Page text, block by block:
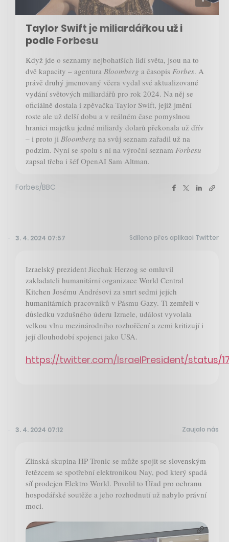
Taylor Swift je miliardářkou už i
podle Forbesu
Když jde o seznamy nejbohatších lidí světa, jsou na to
dvě kapacity – agentura Bloomberg a časopis Forbes. A
právě druhý jmenovaný včera vydal své aktualizované
vydání světových miliardářů pro rok 2024. Na něj se
oficiálně dostala i zpěvačka Taylor Swift, jejíž jmění
roste ale už delší dobu a v reálném čase pomyslnou
hranici majetku jedné miliardy dolarů překonala už dřív
– i proto ji Bloomberg na svůj seznam zařadil už na
podzim. Nyní se spolu s ní na výroční seznam Forbesu
zapsal třeba i šéf OpenAI Sam Altman.
Forbes/BBC
3. 4. 2024 07:57 Sdíleno přes aplikaci Twitter
Izraelský prezident Jicchak Herzog se omluvil
zakladateli humanitární organizace World Central
Kitchen Josému Andrésovi za smrt sedmi jejích
humanitárních pracovníků v Pásmu Gazy. Ti zemřeli v
důsledku vzdušného úderu Izraele, událost vyvolala
velkou vlnu mezinárodního rozhořčení a zemi kritizují i
její dlouhodobí spojenci jako USA.
https://twitter.com/IsraelPresident/status/
3. 4. 2024 07:12 Zaujalo nás
Zlínská skupina HP Tronic se může spojit se slovenským
řetězcem se spotřební elektronikou Nay, pod který spadá
síť prodejen Elektro World. Povolil to Úřad pro ochranu
hospodářské soutěže a jeho rozhodnutí už nabylo právní
moci.